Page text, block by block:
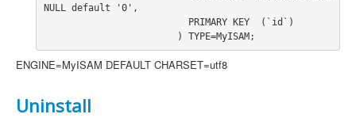
Sicherheit
Home
NULL default '0',
			) TYPE=MyISAM;
ENGINE=MyISAM DEFAULT CHARSET=utf8
Uninstall